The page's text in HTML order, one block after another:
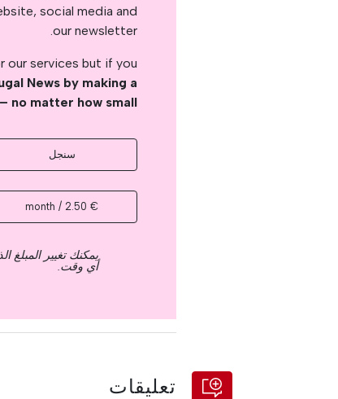
social media and
our newsletter.
our services but if you
News by making a
no matter how small
سنجل
€ 2.50 / month
يمكنك تغيير المبلغ
أي وقت.
تعليقات